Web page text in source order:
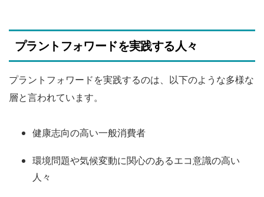
プラントフォワードを実践する人々
プラントフォワードを実践するのは、以下のような多様な
層と言われています。
健康志向の高い一般消費者
環境問題や気候変動に関心のあるエコ意識の高い
人々